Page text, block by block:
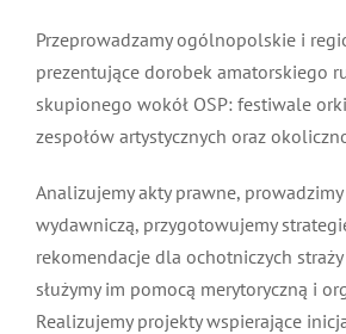
Przeprowadzamy ogólnopolskie i
prezentujące dorobek amatorskiego
skupionego wokół OSP: festiwale
zespołów artystycznych oraz
Analizujemy akty prawne,
wydawniczą, przygotowujemy
rekomendacje dla ochotniczych
służymy im pomocą merytoryczną i
Realizujemy projekty wspierające